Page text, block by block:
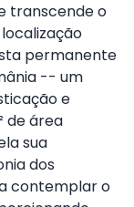
transcende o
permanente
-- um
e
de área
sua
dos
contemplar o